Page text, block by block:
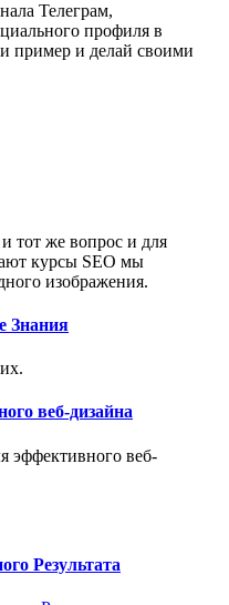
Телеграм,
профиля в
пример и делай своими
тот же вопрос и для
курсы SEO мы
изображения.
Знания
веб-дизайна
эффективного веб-
Результата